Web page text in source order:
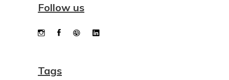
Follow us
Tags